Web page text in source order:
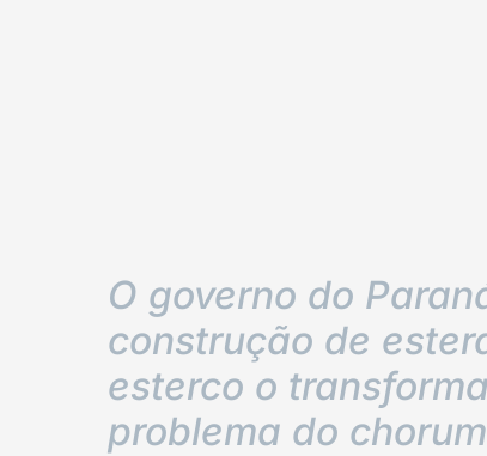
O governo do
construção de
esterco o
problema do